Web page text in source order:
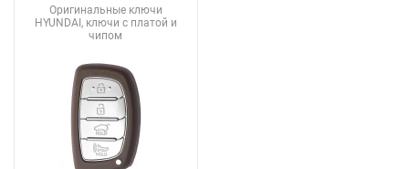
Оригинальные ключи
HYUNDAI, ключи с платой и
чипом